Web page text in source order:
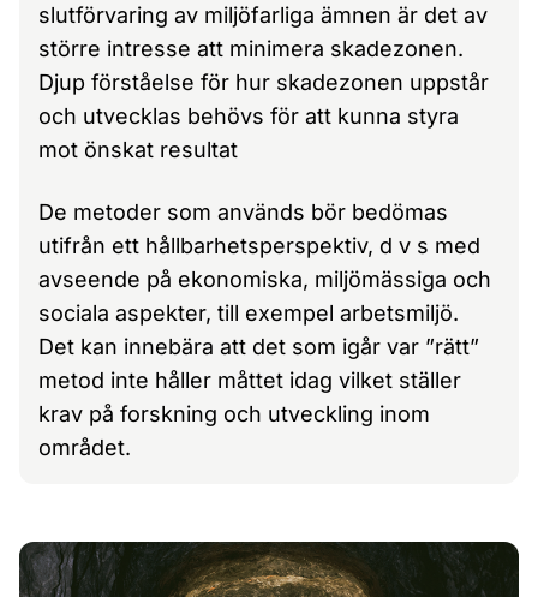
slutförvaring av miljöfarliga ämnen är det av
större intresse att minimera skadezonen.
Djup förståelse för hur skadezonen uppstår
och utvecklas behövs för att kunna styra
mot önskat resultat
De metoder som används bör bedömas
utifrån ett hållbarhetsperspektiv, d v s med
avseende på ekonomiska, miljömässiga och
sociala aspekter, till exempel arbetsmiljö.
Det kan innebära att det som igår var ”rätt”
metod inte håller måttet idag vilket ställer
krav på forskning och utveckling inom
området.